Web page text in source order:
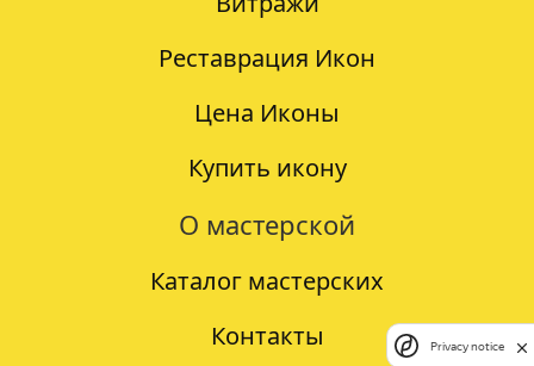
Реставрация Икон
Цена Иконы
Купить икону
О мастерской
Каталог мастерских
Контакты
Privacy notice